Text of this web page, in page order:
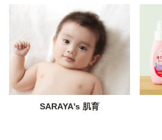
SARAYA's 肌育